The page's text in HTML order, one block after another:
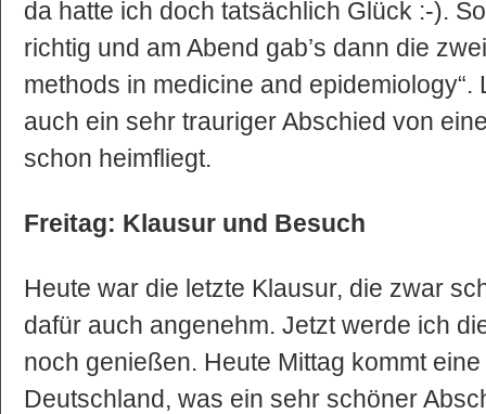
da hatte ich doch tatsächlich Glück :-).
richtig und am Abend gab’s dann die
methods in medicine and
auch ein sehr trauriger Abschied von
schon heimfliegt.
Freitag: Klausur und Besuch
Heute war die letzte Klausur, die zwar
dafür auch angenehm. Jetzt werde ich
noch genießen. Heute Mittag kommt
Deutschland, was ein sehr schöner